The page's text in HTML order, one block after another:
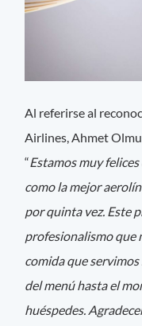
Al referirse al
Airlines, Ahmet
“Estamos muy
como la mejor
por quinta vez. Este
profesionalismo que
comida que
del menú hasta el
huéspedes.